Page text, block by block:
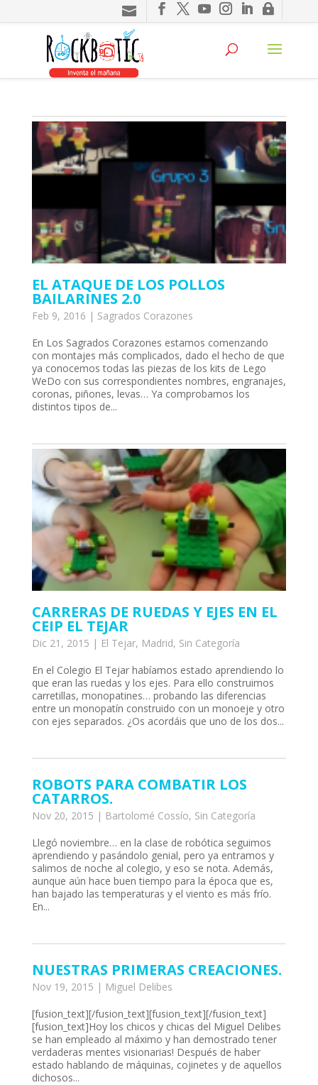
EL ATAQUE DE LOS POLLOS
BAILARINES 2.0
Feb 9, 2016 | Sagrados Corazones
En Los Sagrados Corazones estamos comenzando
con montajes más complicados, dado el hecho de que
ya conocemos todas las piezas de los kits de Lego
WeDo con sus correspondientes nombres, engranajes,
coronas, piñones, levas… Ya comprobamos los
distintos tipos de...
CARRERAS DE RUEDAS Y EJES EN EL
CEIP EL TEJAR
Dic 21, 2015 | El Tejar, Madrid, Sin Categoría
En el Colegio El Tejar habíamos estado aprendiendo lo
que eran las ruedas y los ejes. Para ello construimos
carretillas, monopatines… probando las diferencias
entre un monopatín construido con un monoeje y otro
con ejes separados. ¿Os acordáis que uno de los dos...
ROBOTS PARA COMBATIR LOS
CATARROS.
Nov 20, 2015 | Bartolomé Cossío, Sin Categoría
Llegó noviembre… en la clase de robótica seguimos
aprendiendo y pasándolo genial, pero ya entramos y
salimos de noche al colegio, y eso se nota. Además,
aunque aún hace buen tiempo para la época que es,
han bajado las temperaturas y el viento es más frío.
En...
NUESTRAS PRIMERAS CREACIONES.
Nov 19, 2015 | Miguel Delibes
[fusion_text][/fusion_text][fusion_text][/fusion_text]
[fusion_text]Hoy los chicos y chicas del Miguel Delibes
se han empleado al máximo y han demostrado tener
verdaderas mentes visionarias! Después de haber
estado hablando de máquinas, cojinetes y de aquellos
dichosos...